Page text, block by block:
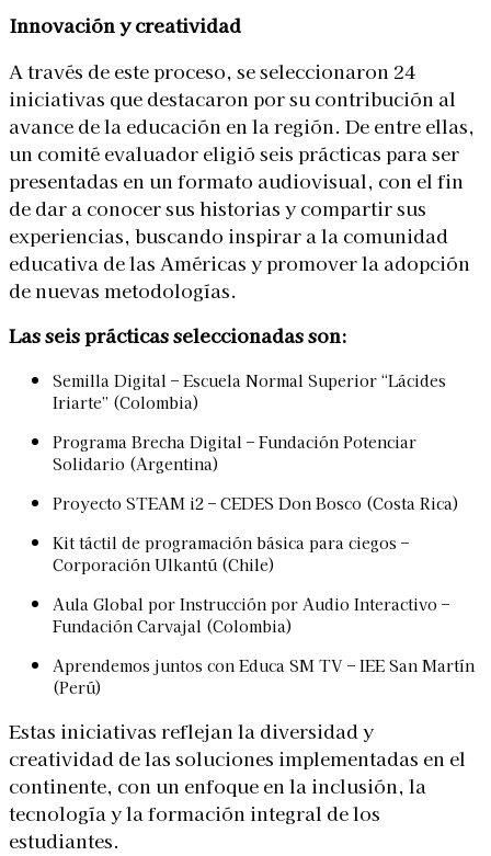
Innovación y creatividad
A través de este proceso, se seleccionaron 24
iniciativas que destacaron por su contribución al
avance de la educación en la región. De entre ellas,
un comité evaluador eligió seis prácticas para ser
presentadas en un formato audiovisual, con el fin
de dar a conocer sus historias y compartir sus
experiencias, buscando inspirar a la comunidad
educativa de las Américas y promover la adopción
de nuevas metodologías.
Las seis prácticas seleccionadas son:
Semilla Digital – Escuela Normal Superior “Lácides
Iriarte” (Colombia)
Programa Brecha Digital – Fundación Potenciar
Solidario (Argentina)
Proyecto STEAM i2 – CEDES Don Bosco (Costa Rica)
Kit táctil de programación básica para ciegos –
Corporación Ulkantú (Chile)
Aula Global por Instrucción por Audio Interactivo –
Fundación Carvajal (Colombia)
Aprendemos juntos con Educa SM TV – IEE San Martín
(Perú)
Estas iniciativas reflejan la diversidad y
creatividad de las soluciones implementadas en el
continente, con un enfoque en la inclusión, la
tecnología y la formación integral de los
estudiantes.